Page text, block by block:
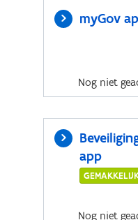
myGov
Nog niet
app
Nog niet